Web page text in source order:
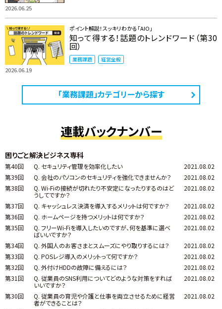
2026.06.25
2026.06.19
ポイント解説！スッキリわかる「AIO」
知って得する！話題のトレンドワード（第30
回）
業務課題 経営全般
「業務課題」カテゴリーから探す
連載バックナンバー
困りごと解決ビジネス専科
第40回 Q. セキュリティ管理を効率化したい
2021.08.02
第39回
Q. 会社のパソコンのセキュリティを強化できませんか？
2021.08.02
第38回
Q. Wi-Fiの接続が切れたり不安定になったりするのはど
うしてですか？
2021.08.02
第37回 Q. キャッシュレス決済を導入するメリットは何ですか？
2021.08.02
第36回
Q. ホームページを持つメリットは何ですか？
2021.08.02
第35回
Q. フリーWi-Fiを導入したいのですが、何を基準に選べ
ばいいですか？
2021.08.02
第34回 Q. 外国人のお客さまとスムーズにやり取りするには？
2021.08.02
第33回
Q. POSレジ導入のメリットって何ですか？
2021.08.02
第32回
Q. 外付けHDDの故障に備えるには？
2021.08.02
第31回
Q. 従業員のSNS利用についてどのような対策をすれば
いいですか？
2021.08.02
第30回
Q. 従業員の育児や介護と仕事を両立させるために経営
者ができることは？
2021.08.02